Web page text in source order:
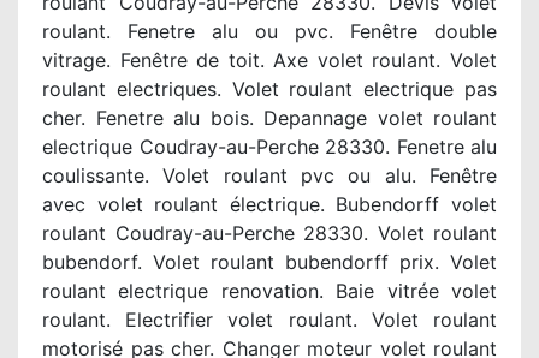
roulant. Fenetre alu ou pvc. Fenêtre double
vitrage. Fenêtre de toit. Axe volet roulant. Volet
roulant electriques. Volet roulant electrique pas
cher. Fenetre alu bois. Depannage volet roulant
electrique Coudray-au-Perche 28330. Fenetre alu
coulissante. Volet roulant pvc ou alu. Fenêtre
avec volet roulant électrique. Bubendorff volet
roulant Coudray-au-Perche 28330. Volet roulant
bubendorf. Volet roulant bubendorff prix. Volet
roulant electrique renovation. Baie vitrée volet
roulant. Electrifier volet roulant. Volet roulant
motorisé pas cher. Changer moteur volet roulant